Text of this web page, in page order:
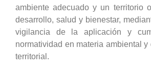
ambiente adecuado y un territorio
desarrollo, salud y bienestar,
vigilancia de la aplicación y
normatividad en materia ambiental
territorial.